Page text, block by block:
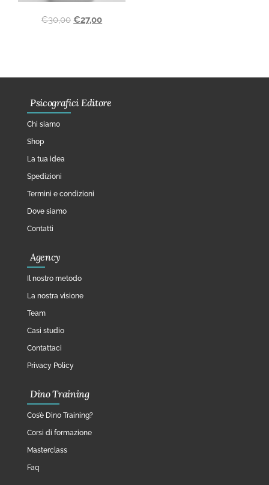
€30,00 €27,00
Psicografici Editore
Chi siamo
Shop
La tua idea
Spedizioni
Termini e condizioni
Dove siamo
Contatti
Agency
Il nostro metodo
La nostra visione
Team
Casi studio
Contattaci
Privacy Policy
Dino Training
Cos’è Dino Training?
Corsi di formazione
Masterclass
Faq